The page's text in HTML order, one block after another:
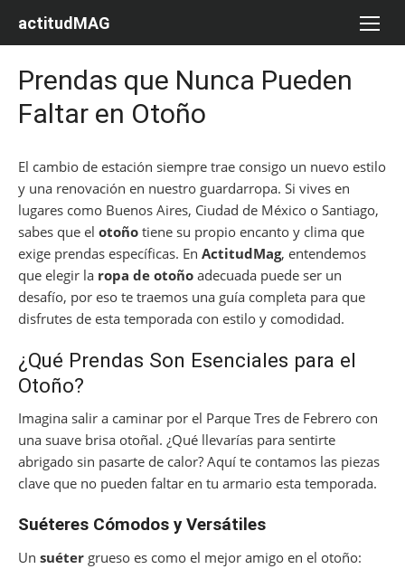
actitudMAG
Prendas que Nunca Pueden
Faltar en Otoño
El cambio de estación siempre trae consigo un nuevo estilo
y una renovación en nuestro guardarropa. Si vives en
lugares como Buenos Aires, Ciudad de México o Santiago,
sabes que el otoño tiene su propio encanto y clima que
exige prendas específicas. En ActitudMag, entendemos
que elegir la ropa de otoño adecuada puede ser un
desafío, por eso te traemos una guía completa para que
disfrutes de esta temporada con estilo y comodidad.
¿Qué Prendas Son Esenciales para el
Otoño?
Imagina salir a caminar por el Parque Tres de Febrero con
una suave brisa otoñal. ¿Qué llevarías para sentirte
abrigado sin pasarte de calor? Aquí te contamos las piezas
clave que no pueden faltar en tu armario esta temporada.
Suéteres Cómodos y Versátiles
Un suéter grueso es como el mejor amigo en el otoño: